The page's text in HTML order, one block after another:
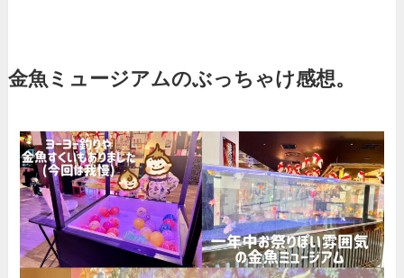
金魚ミュージアムのぶっちゃけ感想。